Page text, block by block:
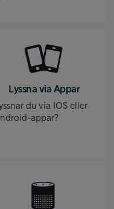
Lyssna via Appar
du via IOS eller
appar?